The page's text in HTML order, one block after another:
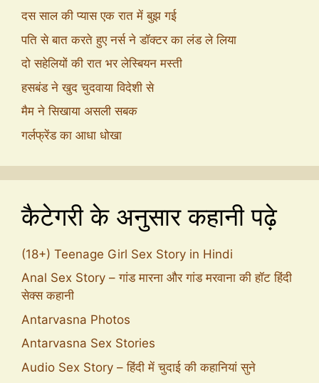
दस साल की प्यास एक रात में बुझ गई
पति से बात करते हुए नर्स ने डॉक्टर का लंड ले लिया
दो सहेलियों की रात भर लेस्बियन मस्ती
हसबंड ने खुद चुदवाया विदेशी से
मैम ने सिखाया असली सबक
गर्लफ्रेंड का आधा धोखा
कैटेगरी के अनुसार कहानी पढ़े
(18+) Teenage Girl Sex Story in Hindi
Anal Sex Story – गांड मारना और गांड मरवाना की हॉट हिंदी
सेक्स कहानी
Antarvasna Photos
Antarvasna Sex Stories
Audio Sex Story – हिंदी में चुदाई की कहानियां सुने